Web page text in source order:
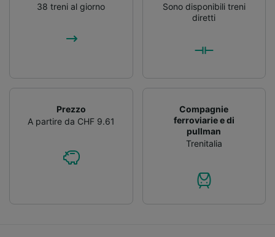
38 treni al giorno
Sono disponibili treni
diretti
Prezzo
A partire da CHF 9.61
Compagnie
ferroviarie e di
pullman
Trenitalia